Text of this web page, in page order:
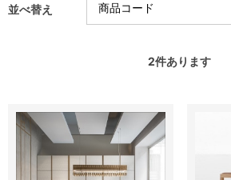
並べ替え
2件あります